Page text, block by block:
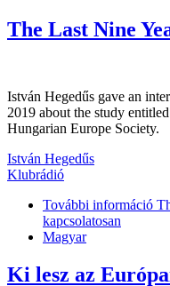
The Last Nine
István Hegedűs gave an
2019 about the study
Hungarian Europe Society.
István Hegedűs
Klubrádió
További információ
kapcsolatosan
Magyar
Ki lesz az